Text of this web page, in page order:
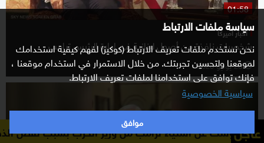
سياسة ملفات الارتباط
نحن نستخدم ملفات تعريف الارتباط (كوكيز) لفهم كيفية استخدامك
لموقعنا ولتحسين تجربتك. من خلال الاستمرار في استخدام موقعنا ،
فإنك توافق على استخدامنا لملفات تعريف الارتباط.
سياسية الخصوصية
موافق
01:58
أخبار أميركا
شخصيات نافذة من أصول لبنانية في إدارة الرئيس ترامب
l 28 يوليو 2026
عاجل
من وزير الحرب بسبب نقص الذخائر وتأثيره على الخيارات